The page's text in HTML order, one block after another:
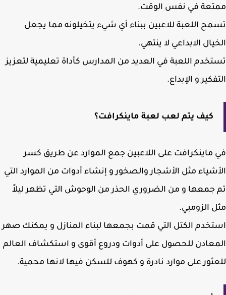
في نفس الوقت.
اللعبة للاعبين ببناء أي شيء يتخيلونه مما يجعل
الابداعي لا ينتهي.
اللعبة في العديد من المدارس كأداة تعليمية لتعزيز
و الإبداع.
كيف يتم لعب لعبة ماينكرافت؟
ماينكرافت على اللاعبين جمع الموارد عن طريق كسر
مثل الأشجار والصخور و إنشاء أدوات من الموارد التي
جمعها و من الضروري الحذر من الوحوش التي تظهر ليلاً
الزومبي.
الكتل التي قمت بجمعها لبناء المنازل و يمكنك صهر
للحصول على أدوات ودروع أقوى و استكشاف العالم
على موارد نادرة و كهوف للسكن فيها لانها محمية.